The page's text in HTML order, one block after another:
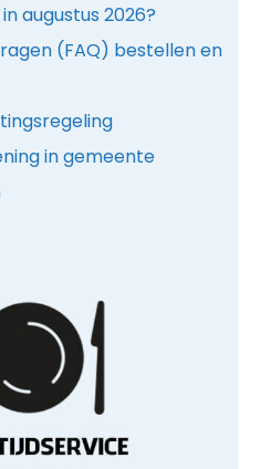
augustus 2026?
(FAQ) bestellen en
in gemeente